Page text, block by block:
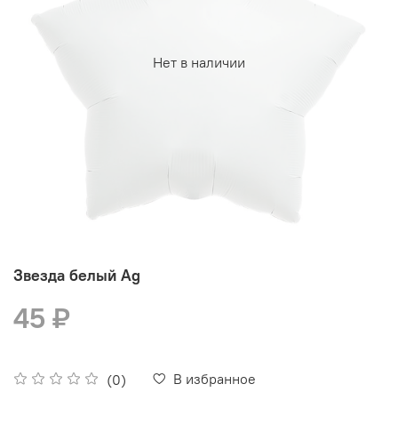
Нет в наличии
Звезда белый Ag
(0) В избранное
45 ₽